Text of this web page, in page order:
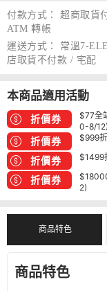
付款方式：
超商取貨
ATM 轉帳
運送方式：
常溫7-
店取貨不付款 / 宅配
本商品適用活動
折價券
$77全
0-8/12)
折價券 $999
折價券 $1499
折價券
2)
商品特色
商品特色